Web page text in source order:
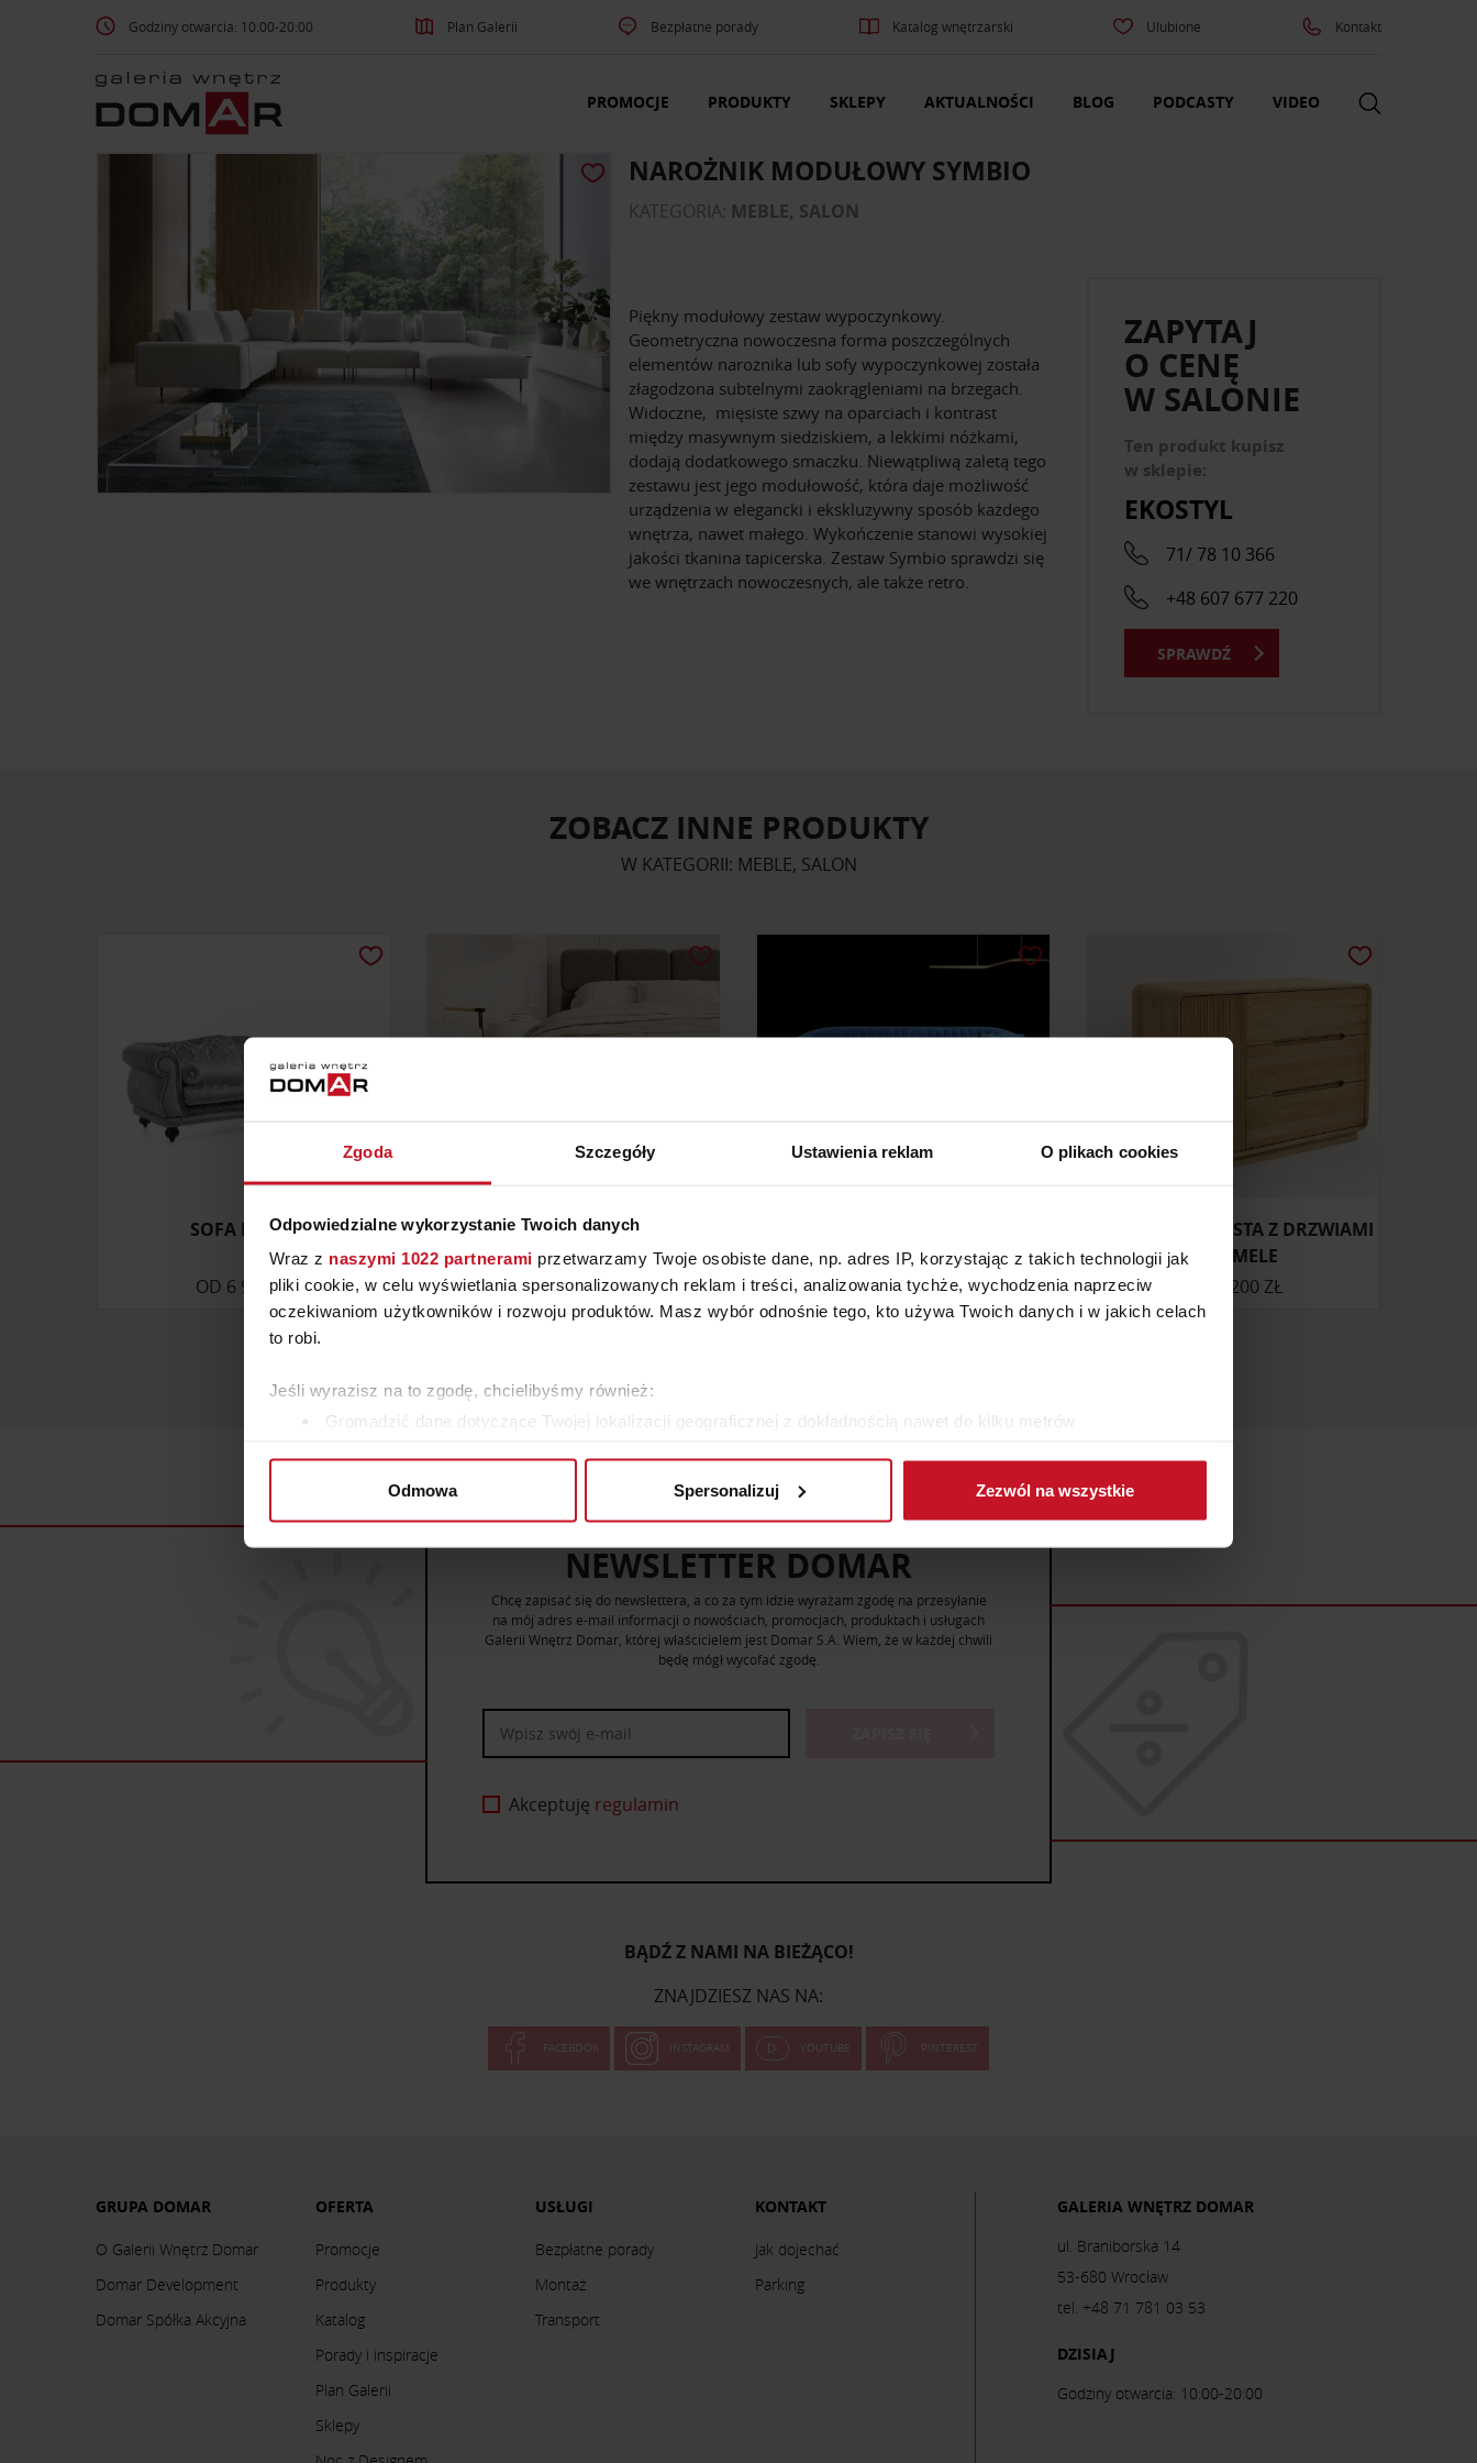
Zgoda Szczegóły Ustawienia reklam O plikach cookies
Odpowiedzialne wykorzystanie Twoich danych
Wraz z naszymi 1022 partnerami przetwarzamy Twoje osobiste dane, np. adres IP, korzystając z takich technologii jak
pliki cookie, w celu wyświetlania spersonalizowanych reklam i treści, analizowania tychże, wychodzenia naprzeciw
oczekiwaniom użytkowników i rozwoju produktów. Masz wybór odnośnie tego, kto używa Twoich danych i w jakich celach
to robi.
Jeśli wyrazisz na to zgodę, chcielibyśmy również:
Gromadzić dane dotyczące Twojej lokalizacji geograficznej z dokładnością nawet do kilku metrów
Dowiedz się więcej odnośnie tego, jak Twoje osobiste dane są przetwarzane oraz ustaw własne preferencje w
Wykorzystujemy pliki cookie do spersonalizowania treści i reklam, aby oferować funkcje społecznościowe i analizować
ruch w naszej witrynie. Informacje o tym, jak korzystasz z naszej witryny, udostępniamy partnerom społecznościowym,
reklamowym i analitycznym. Partnerzy mogą połączyć te informacje z innymi danymi otrzymanymi od Ciebie lub
Odmowa Spersonalizuj Zezwól na wszystkie
Godziny otwarcia: 10:00-20:00 Plan Galerii Bezpłatne porady Katalog wnętrzarski Ulubione Kontakt
PROMOCJE PRODUKTY SKLEPY AKTUALNOŚCI BLOG PODCASTY VIDEO
NAROŻNIK MODUŁOWY SYMBIO
KATEGORIA: MEBLE, SALON
Piękny modułowy zestaw wypoczynkowy.
Geometryczna nowoczesna forma poszczególnych
elementów narożnika lub sofy wypoczynkowej została
złagodzona subtelnymi zaokrągleniami na brzegach.
Widoczne, mięsiste szwy na oparciach i kontrast
między masywnym siedziskiem, a lekkimi nóżkami,
dodają dodatkowego smaczku. Niewątpliwą zaletą tego
zestawu jest jego modułowość, która daje możliwość
urządzenia w elegancki i ekskluzywny sposób każdego
wnętrza, nawet małego. Wykończenie stanowi wysokiej
jakości tkanina tapicerska. Zestaw Symbio sprawdzi się
we wnętrzach nowoczesnych, ale także retro.
ZAPYTAJ
O CENĘ
W SALONIE
Ten produkt kupisz
w sklepie:
EKOSTYL
71/ 78 10 366
+48 607 677 220
SPRAWDŹ
ZOBACZ INNE PRODUKTY
W KATEGORII: MEBLE, SALON
SOFA ELLICA
OD 6 950 ZŁ
ŁÓŻKO DELICANTO
ZAPYTAJ O CENĘ W SALONIE ZAPYTAJ O CENĘ W SALONIE
KOMODA MODESTA Z DRZWIAMI
W LAMELE
7 200 ZŁ
NEWSLETTER DOMAR
Chcę zapisać się do newslettera, a co za tym idzie wyrażam zgodę na przesyłanie
na mój adres e-mail informacji o nowościach, promocjach, produktach i usługach
Galerii Wnętrz Domar, której właścicielem jest Domar S.A. Wiem, że w każdej chwili
będę mógł wycofać zgodę.
Akceptuję regulamin
BĄDŹ Z NAMI NA BIEŻĄCO!
ZNAJDZIESZ NAS NA:
FACEBOOK INSTAGRAM YOUTUBE PINTEREST
GRUPA DOMAR
O Galerii Wnętrz Domar
Domar Development
Domar Spółka Akcyjna
OFERTA
Promocje
Produkty
Katalog
Porady i inspiracje
Plan Galerii
Sklepy
USŁUGI
Bezpłatne porady
Montaż
Transport
KONTAKT
Jak dojechać
Parking
GALERIA WNĘTRZ DOMAR
ul. Braniborska 14
53-680 Wrocław
tel. +48 71 781 03 53
DZISIAJ
Godziny otwarcia: 10:00-20:00